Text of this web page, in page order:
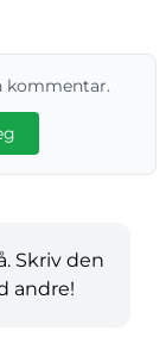
kommentar.
Skriv den
andre!